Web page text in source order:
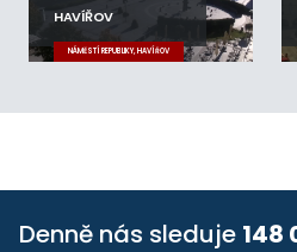
HAVÍŘOV
NÁMĚSTÍ REPUBLIKY, HAVÍŘOV
Denně nás sleduje 148